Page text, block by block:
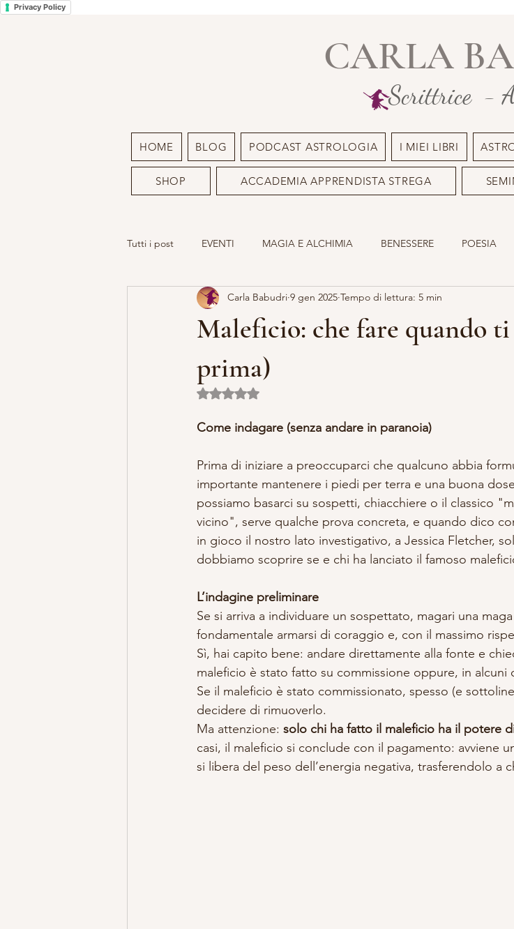
Privacy Policy
CARLA
Scrittrice -
HOME BLOG PODCAST ASTROLOGIA I MIEI LIBRI
SHOP ACCADEMIA APPRENDISTA STREGA
Tutti i post EVENTI MAGIA E ALCHIMIA BENESSERE POESIA
LA MIA ARTE SACRO FEMMINILE OLISTICO SACRO MASCHILE
MARIA MADDALENA
Maleficio: che fare quando
prima)
Carla Babudri 9 gen 2025 Tempo di lettura: 5 min
Valutazione NaN stelle su 5.
Come indagare (senza andare in paranoia)
Prima di iniziare a preoccuparci che qualcuno abbia
importante mantenere i piedi per terra e una buona
possiamo basarci su sospetti, chiacchiere o il classico
vicino", serve qualche prova concreta, e quando dico
in gioco il nostro lato investigativo, a Jessica Fletcher,
dobbiamo scoprire se e chi ha lanciato il famoso
L’indagine preliminare
Se si arriva a individuare un sospettato, magari una
fondamentale armarsi di coraggio e, con il massimo
Sì, hai capito bene: andare direttamente alla fonte e
maleficio è stato fatto su commissione oppure, in alcuni
Se il maleficio è stato commissionato, spesso (e
decidere di rimuoverlo.
Ma attenzione: solo chi ha fatto il maleficio ha il potere
casi, il maleficio si conclude con il pagamento: avviene
si libera del peso dell’energia negativa, trasferendolo a